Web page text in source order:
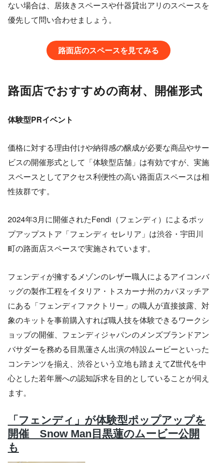
ない場合は、居抜きスペースや什器貸出アリのスペースを
優先して問い合わせましょう。
路面店のスペースを見てみる
路面店でおすすめの商材、開催形式
体験型PRイベント
価格に対する理由付けや納得感の醸成が必要な商品やサー
ビスの開催形式として「体験型店舗」は有効ですが、実施
スペースとしてアクセス利便性の高い路面店スペースは相
性抜群です。
2024年3月に開催されたFendi（フェンディ）によるポッ
プアップストア「フェンディ セレリア」は渋谷・宇田川
町の路面店スペースで実施されています。
フェンディが擁するメゾンのレザー職人によるアイコンバ
ッグの製作工程をイタリア・トスカーナ州のカパヌッチア
にある「フェンディファクトリー」の職人が直接披露、対
象のキットを事前購入すれば職人技を体験できるワークシ
ョップの開催、フェンディジャパンのメンズブランドアン
バサダーを務める目黒蓮さん出演の特設ムービーといった
コンテンツを揃え、渋谷という立地も踏まえてZ世代を中
心とした若年層への認知訴求を目的としていることが伺え
ます。